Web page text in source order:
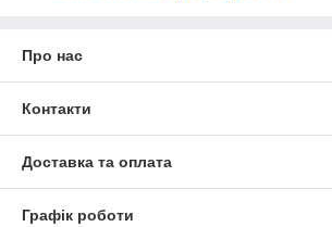
Про нас
Контакти
Доставка та оплата
Графік роботи